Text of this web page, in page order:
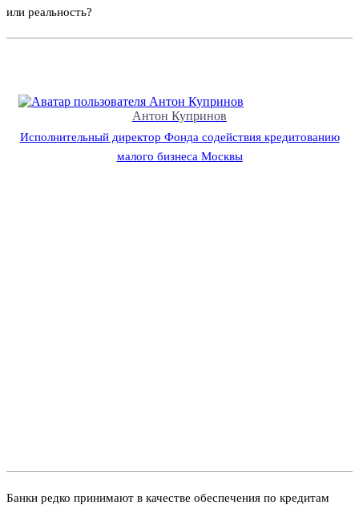
или реальность?
Антон Купринов
Исполнительный директор Фонда содействия кредитованию
малого бизнеса Москвы
Банки редко принимают в качестве обеспечения по кредитам